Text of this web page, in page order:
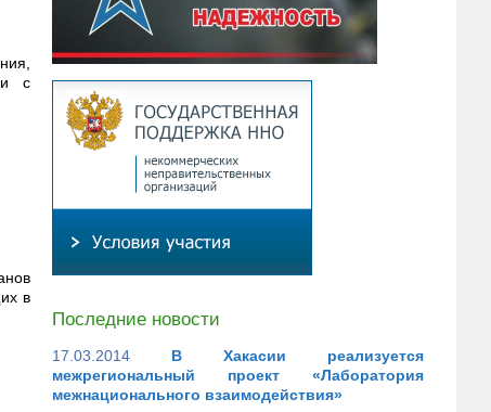
с
в
Последние новости
17.03.2014
В Хакасии реализуется
межрегиональный проект «Лаборатория
межнационального взаимодействия»